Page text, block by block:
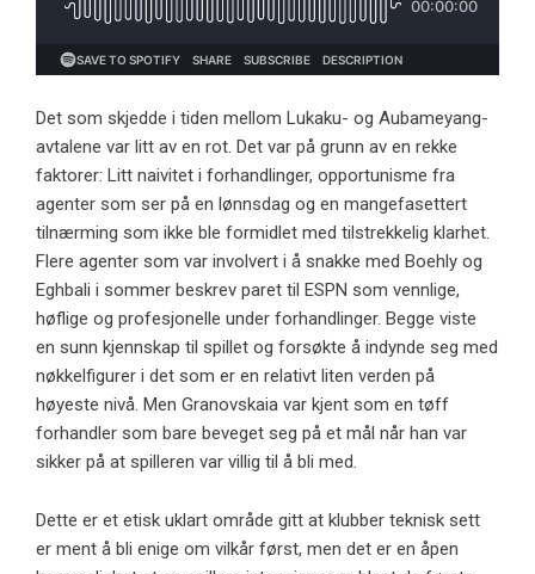
Det som skjedde i tiden mellom Lukaku- og Aubameyang-
avtalene var litt av en rot. Det var på grunn av en rekke
faktorer: Litt naivitet i forhandlinger, opportunisme fra
agenter som ser på en lønnsdag og en mangefasettert
tilnærming som ikke ble formidlet med tilstrekkelig klarhet.
Flere agenter som var involvert i å snakke med Boehly og
Eghbali i sommer beskrev paret til ESPN som vennlige,
høflige og profesjonelle under forhandlinger. Begge viste
en sunn kjennskap til spillet og forsøkte å indynde seg med
nøkkelfigurer i det som er en relativt liten verden på
høyeste nivå. Men Granovskaia var kjent som en tøff
forhandler som bare beveget seg på et mål når han var
sikker på at spilleren var villig til å bli med.
Dette er et etisk uklart område gitt at klubber teknisk sett
er ment å bli enige om vilkår først, men det er en åpen